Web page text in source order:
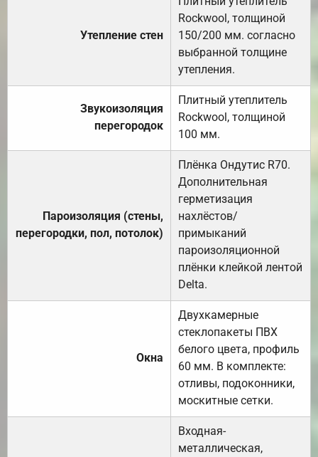
Утепление стен
Rockwool, толщиной
150/200 мм. согласно
выбранной толщине
утепления.
Звукоизоляция
перегородок
Плитный утеплитель
Rockwool, толщиной
100 мм.
Пароизоляция (стены,
перегородки, пол, потолок)
Плёнка Ондутис R70.
Дополнительная
герметизация
нахлёстов/
примыканий
пароизоляционной
плёнки клейкой лентой
Delta.
Окна
Двухкамерные
стеклопакеты ПВХ
белого цвета, профиль
60 мм. В комплекте:
отливы, подоконники,
москитные сетки.
Входная-
металлическая,